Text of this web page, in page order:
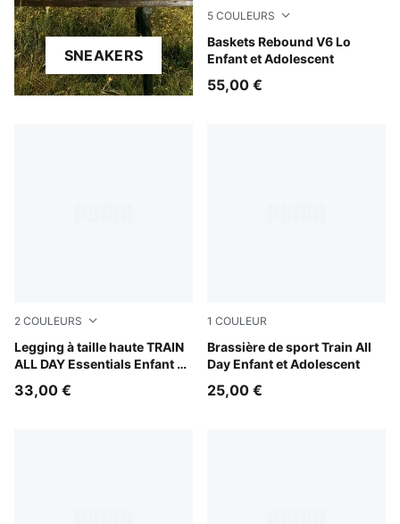
SNEAKERS
5 COULEURS
Baskets Rebound V6 Lo
Enfant et Adolescent
PUMA White-PUMA Black
55,00 €
2 COULEURS
Legging à taille haute TRAIN
ALL DAY Essentials Enfant et
Puma Black
33,00 €
1 COULEUR
Brassière de sport Train All
Day Enfant et Adolescent
Puma Black
25,00 €